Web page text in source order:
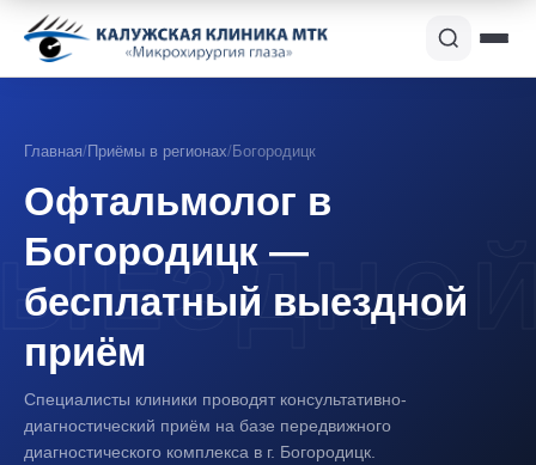
Главная/Приёмы в регионах/Богородицк
Офтальмолог в
Богородицк —
бесплатный выездной
приём
Специалисты клиники проводят консультативно-
диагностический приём на базе передвижного
диагностического комплекса в г. Богородицк.